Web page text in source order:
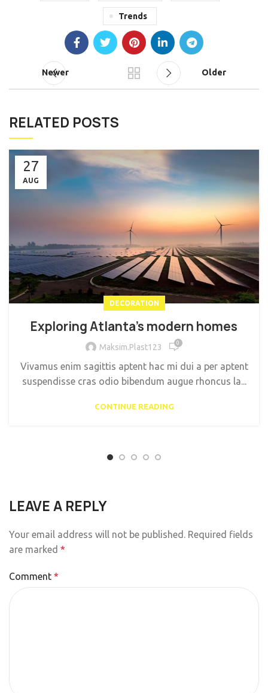
Trends
Newer Older
RELATED POSTS
27
AUG
DECORATION
Exploring Atlanta’s modern homes
Maksim.Plast123 0
Vivamus enim sagittis aptent hac mi dui a per aptent
suspendisse cras odio bibendum augue rhoncus la...
CONTINUE READING
LEAVE A REPLY
Your email address will not be published. Required fields
are marked *
Comment *